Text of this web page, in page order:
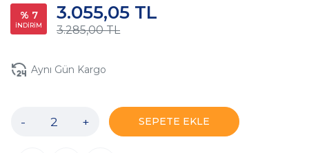
% 7
İNDİRİM 3.285,00 TL
3.055,05 TL
Aynı Gün Kargo
- + SEPETE EKLE